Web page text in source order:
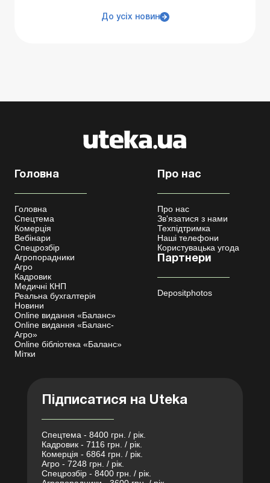
До усіх новин
Головна
Головна
Спецтема
Комерція
Вебінари
Спецрозбір
Агропорадники
Агро
Кадровик
Медичні КНП
Реальна бухгалтерія
Новини
Online видання «Баланс»
Online видання «Баланс-
Агро»
Online бібліотека «Баланс»
Мітки
Про нас
Про нас
Зв'язатися з нами
Техпідтримка
Наші телефони
Користувацька угода
Партнери
Depositphotos
Підписатися на Uteka
Спецтема - 8400 грн. / рік.
Кадровик - 7116 грн. / рік.
Комерція - 6864 грн. / рік.
Агро - 7248 грн. / рік.
Спецрозбір - 8400 грн. / рік.